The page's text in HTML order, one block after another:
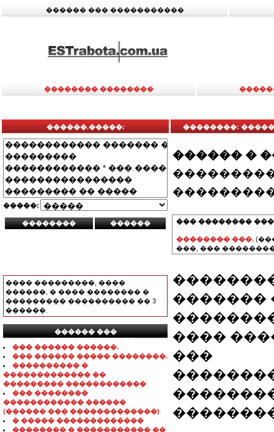
������ ��� �����������
�������� ��������
������.�����:
�����:
���� ���������, ����
������, � ���� �������� �
��������� ���������� �� 3
������.
������ ���
���������������
��� ������ ������.
��� ������ ����� ��������.
���������� �
������������� ��
��������� ������������
��� ��������
������������ ������
(������ ��� �������������)
� ����� �������������
�������� � ����������� ��
��������:
������ �
��� ��������
�������� ���.
���, ���
�������
����
���